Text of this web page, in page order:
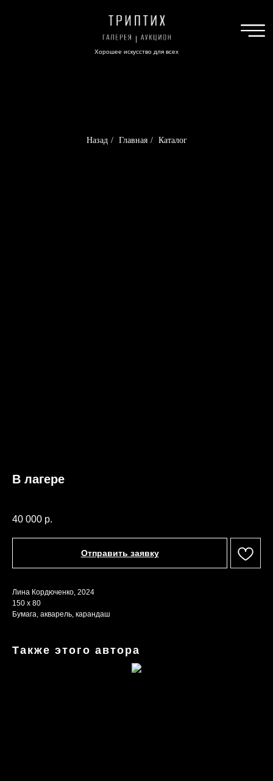
Хорошее искусство для всех
Назад / Главная / Каталог
В лагере
40 000 р.
Отправить заявку
Лина Кордюченко, 2024
150 х 80
Бумага, акварель, карандаш
Также этого автора